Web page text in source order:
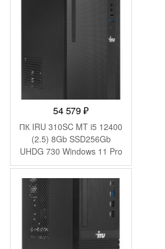
54 579₽
ПК IRU 310SC MT i5 12400
(2.5) 8Gb SSD256Gb
UHDG 730 Windows 11 Pro
GbitEth 200W черный
(1969064)